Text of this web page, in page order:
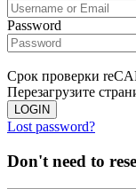
Password
Срок проверки
Перезагрузите
LOGIN
Lost password?
Don't need to